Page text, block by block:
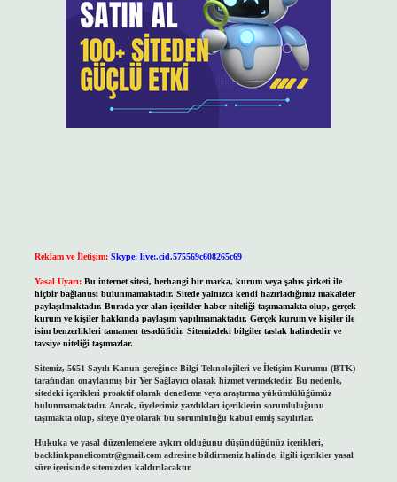
Reklam ve İletişim: Skype: live:.cid.575569c608265c69
Yasal Uyarı: Bu internet sitesi, herhangi bir marka, kurum veya şahıs şirketi ile
hiçbir bağlantısı bulunmamaktadır. Sitede yalnızca kendi hazırladığımız makaleler
paylaşılmaktadır. Burada yer alan içerikler haber niteliği taşımamakta olup, gerçek
kurum ve kişiler hakkında paylaşım yapılmamaktadır. Gerçek kurum ve kişiler ile
isim benzerlikleri tamamen tesadüfidir. Sitemizdeki bilgiler taslak halindedir ve
tavsiye niteliği taşımazlar.
Sitemiz, 5651 Sayılı Kanun gereğince Bilgi Teknolojileri ve İletişim Kurumu (BTK)
tarafından onaylanmış bir Yer Sağlayıcı olarak hizmet vermektedir. Bu nedenle,
sitedeki içerikleri proaktif olarak denetleme veya araştırma yükümlülüğümüz
bulunmamaktadır. Ancak, üyelerimiz yazdıkları içeriklerin sorumluluğunu
taşımakta olup, siteye üye olarak bu sorumluluğu kabul etmiş sayılırlar.
Hukuka ve yasal düzenlemelere aykırı olduğunu düşündüğünüz içerikleri,
backlinkpanelicomtr@gmail.comadresine bildirmeniz halinde, ilgili içerikler yasal
süre içerisinde sitemizden kaldırılacaktır.